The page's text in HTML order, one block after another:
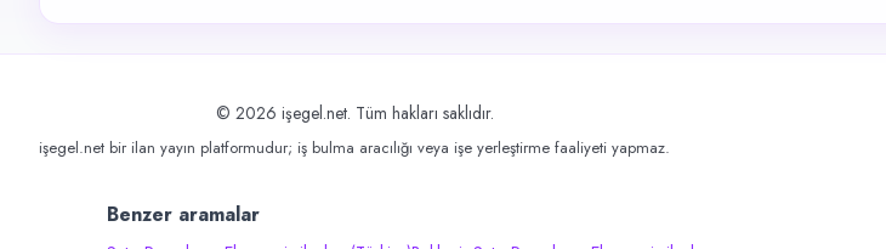
© 2026 işegel.net. Tüm hakları saklıdır.
işegel.net bir ilan yayın platformudur; iş bulma aracılığı veya işe yerleştirme faaliyeti yapmaz.
Benzer aramalar